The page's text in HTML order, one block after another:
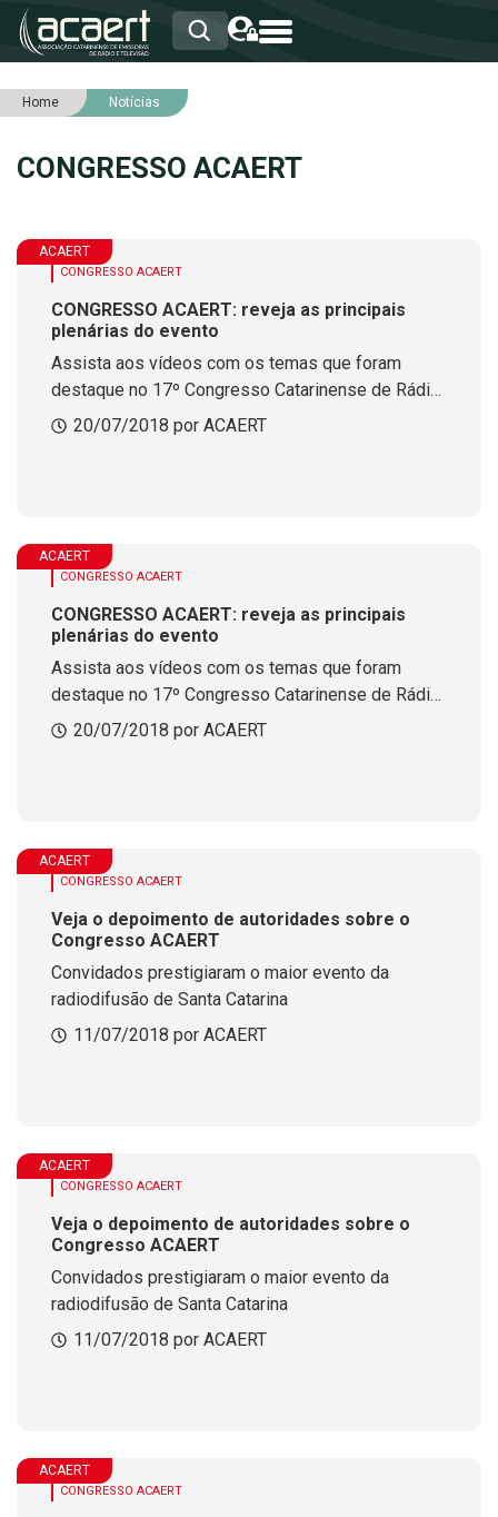
HOME
ASSOCIADOS
NOTÍCIAS
SERVIÇOS
Home Notícias
CONGRESSO ACAERT
ACAERT
CONGRESSO ACAERT
CONGRESSO ACAERT: reveja as principais
plenárias do evento
Assista aos vídeos com os temas que foram
destaque no 17º Congresso Catarinense de Rádio
e Televisão
20/07/2018 por ACAERT
ACAERT
CONGRESSO ACAERT
CONGRESSO ACAERT: reveja as principais
plenárias do evento
Assista aos vídeos com os temas que foram
destaque no 17º Congresso Catarinense de Rádio
e Televisão
20/07/2018 por ACAERT
ACAERT
CONGRESSO ACAERT
Veja o depoimento de autoridades sobre o
Congresso ACAERT
Convidados prestigiaram o maior evento da
radiodifusão de Santa Catarina
11/07/2018 por ACAERT
ACAERT
CONGRESSO ACAERT
Veja o depoimento de autoridades sobre o
Congresso ACAERT
Convidados prestigiaram o maior evento da
radiodifusão de Santa Catarina
11/07/2018 por ACAERT
ACAERT
CONGRESSO ACAERT